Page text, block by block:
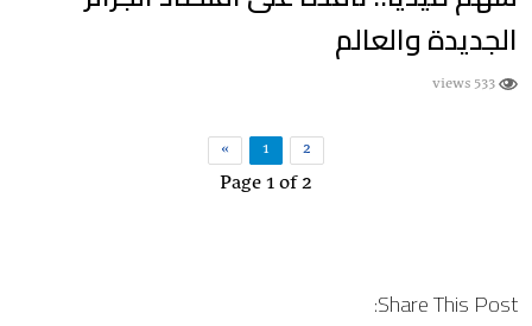
الجديدة والعالم
533 views
1 2
»
Page 1 of 2
Share This Post: